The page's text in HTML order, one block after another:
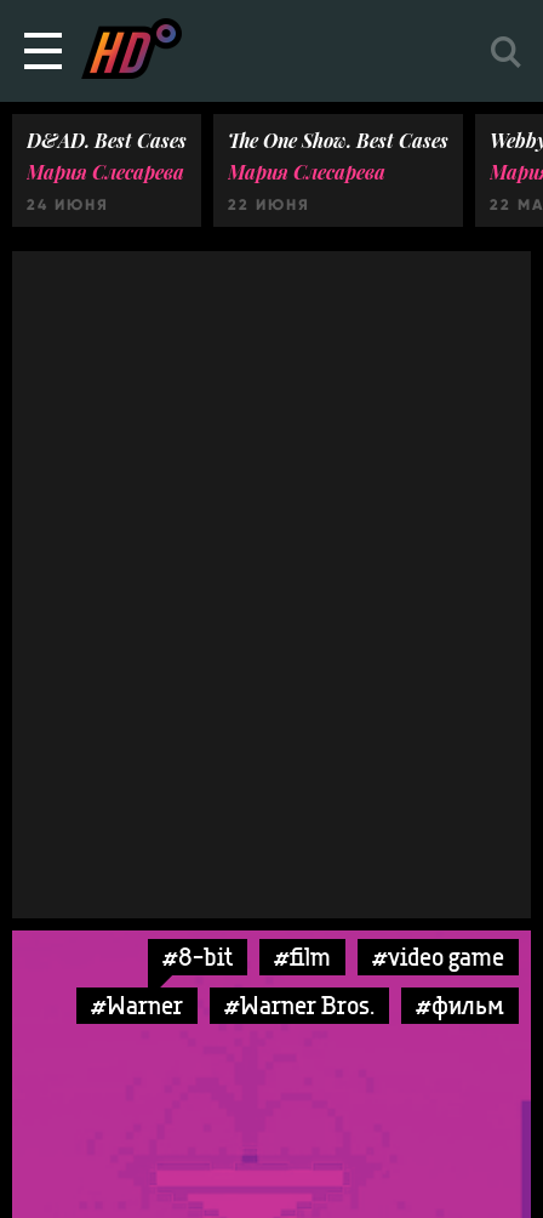
D&AD. Best Cases
Мария Слесарева
24 ИЮНЯ
The One Show. Best Cases
Мария Слесарева
22 ИЮНЯ 22
#8-bit #film
#video game
#Warner
#Warner Bros. #фильм